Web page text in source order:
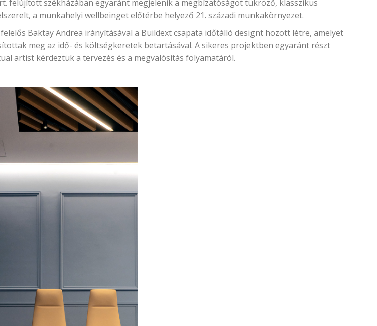
felújított székházában egyaránt megjelenik a megbízatóságot tükröző, klasszikus
a munkahelyi wellbeinget előtérbe helyező 21. századi munkakörnyezet.
Baktay Andrea irányításával a Buildext csapata időtálló designt hozott létre, amelyet
meg az idő- és költségkeretek betartásával. A sikeres projektben egyaránt részt
artist kérdeztük a tervezés és a megvalósítás folyamatáról.